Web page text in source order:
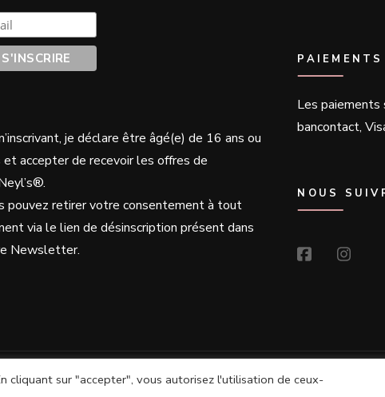
je déclare être âgé(e) de 16 ans ou
et accepter de recevoir les offres de
pouvez retirer votre consentement à tout
via le lien de désinscription présent dans
Newsletter.
PAIEMENTS
Les paiements
bancontact,
NOUS
- CGV-Confidentialité-Fashion Lifestyle | Développé parBlossom Themes
Confidentialité – Traitement de vos données
cliquant sur "accepter", vous autorisez l'utilisation de ceux-